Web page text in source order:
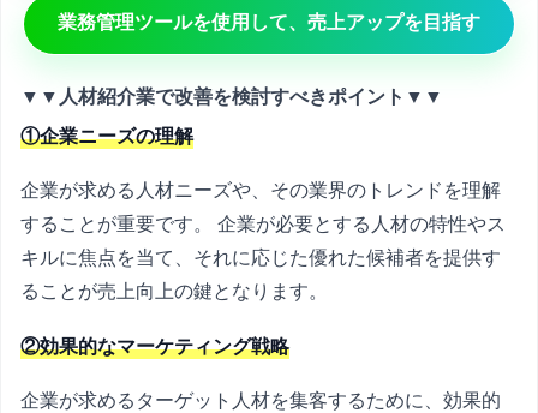
業務管理ツールを使用して、売上アップを目指す
▼▼人材紹介業で改善を検討すべきポイント▼▼
①企業ニーズの理解
企業が求める人材ニーズや、その業界のトレンドを理解
することが重要です。 企業が必要とする人材の特性やス
キルに焦点を当て、それに応じた優れた候補者を提供す
ることが売上向上の鍵となります。
②効果的なマーケティング戦略
企業が求めるターゲット人材を集客するために、効果的